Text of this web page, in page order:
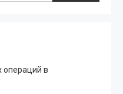
операций в